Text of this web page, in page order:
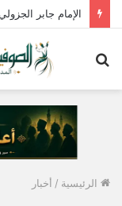
الإمام جابر
الرئيسية / أخبار